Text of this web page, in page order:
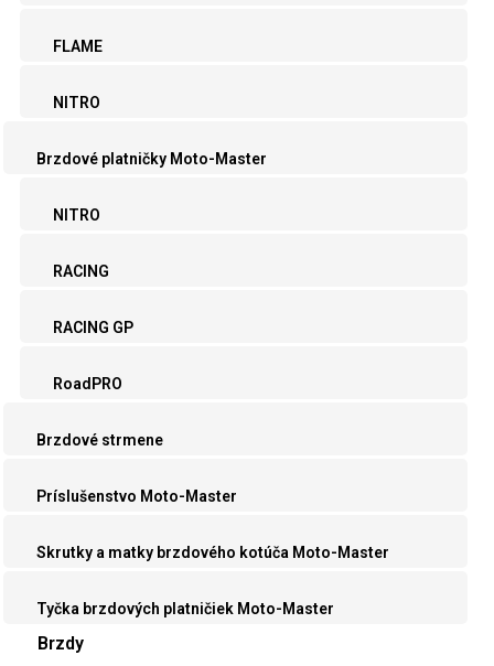
FLAME
NITRO
Brzdové platničky Moto-Master
NITRO
RACING
RACING GP
RoadPRO
Brzdové strmene
Príslušenstvo Moto-Master
Skrutky a matky brzdového kotúča Moto-Master
Tyčka brzdových platničiek Moto-Master
Brzdy